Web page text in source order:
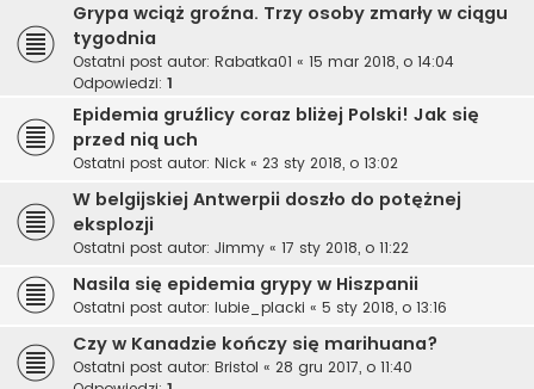
Grypa wciąż groźna. Trzy osoby zmarły w ciągu
tygodnia
Ostatni post autor: Rabatka01 « 15 mar 2018, o 14:04
Odpowiedzi: 1
Epidemia gruźlicy coraz bliżej Polski! Jak się
przed nią uch
Ostatni post autor: Nick « 23 sty 2018, o 13:02
W belgijskiej Antwerpii doszło do potężnej
eksplozji
Ostatni post autor: Jimmy « 17 sty 2018, o 11:22
Nasila się epidemia grypy w Hiszpanii
Ostatni post autor: lubie_placki « 5 sty 2018, o 13:16
Czy w Kanadzie kończy się marihuana?
Ostatni post autor: Bristol « 28 gru 2017, o 11:40